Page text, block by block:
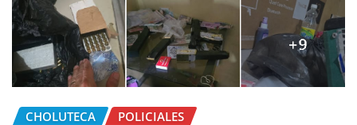
CHOLUTECA POLICIALES